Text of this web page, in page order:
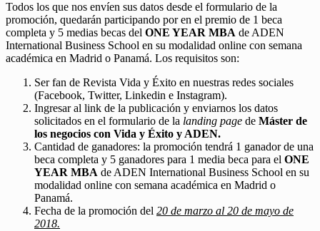
Todos los que nos envíen sus datos desde el formulario de la
promoción, quedarán participando por en el premio de 1 beca
completa y 5 medias becas del ONE YEAR MBA de ADEN
International Business School en su modalidad online con semana
académica en Madrid o Panamá. Los requisitos son:
Ser fan de Revista Vida y Éxito en nuestras redes sociales
(Facebook, Twitter, Linkedin e Instagram).
Ingresar al link de la publicación y enviarnos los datos
solicitados en el formulario de la landing page de Máster de
los negocios con Vida y Éxito y ADEN.
Cantidad de ganadores: la promoción tendrá 1 ganador de una
beca completa y 5 ganadores para 1 media beca para el ONE
YEAR MBA de ADEN International Business School en su
modalidad online con semana académica en Madrid o
Panamá.
Fecha de la promoción del 20 de marzo al 20 de mayo de
2018.